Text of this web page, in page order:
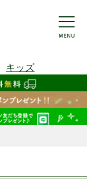
キッズ